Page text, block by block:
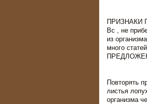
ПРИЗНАКИ
Вс , не
из
много
Повторять
листья
организма